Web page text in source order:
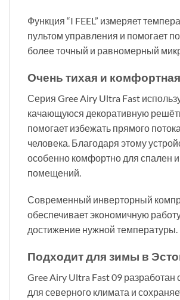
Функция “I FEEL” измеряет
пультом управления и помогает
более точный и равномерный
Очень тихая и
Серия Gree Airy Ultra Fast
качающуюся декоративную
помогает избежать прямого
человека. Благодаря этому
особенно комфортно для спален
помещений.
Современный инверторный
обеспечивает экономичную
достижение нужной температуры.
Подходит для зимы в
Gree Airy Ultra Fast 09 разработан
для северного климата и